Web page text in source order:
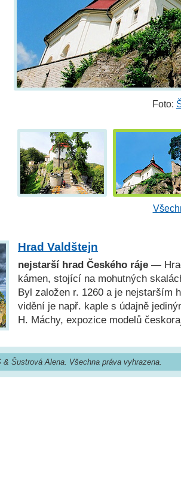
Foto:
Hrad Valdštejn
nejstarší hrad Českého ráje —
kámen, stojící na mohutných
Byl založen r. 1260 a je nejstarším
vidění je např. kaple s údajně
H. Máchy, expozice modelů
Šustrová Alena. Všechna práva vyhrazena.